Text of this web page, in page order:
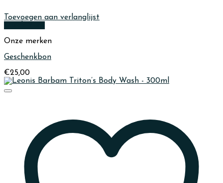
Toevoegen aan verlanglijst
Onze merken
Geschenkbon
€25,00